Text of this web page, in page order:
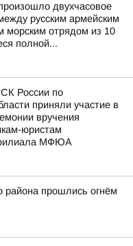
двухчасовое
русским армейским
отрядом из 10
полной...
России по
приняли участие в
вручения
юристам
филиала МФЮА
района прошлись огнём